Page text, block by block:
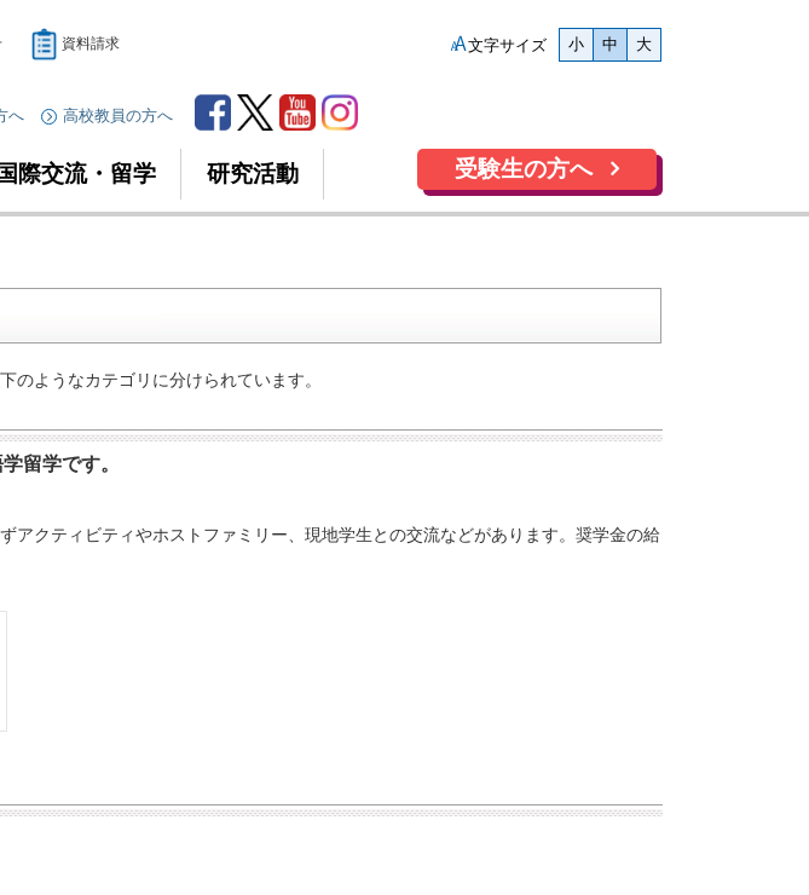
資料請求 小 中 大
文字サイズ
へ 高校教員の方へ
国際交流・留学 研究活動 受験生の方へ
のようなカテゴリに分けられています。
留学です。
アクティビティやホストファミリー、現地学生との交流などがあります。奨学金の給